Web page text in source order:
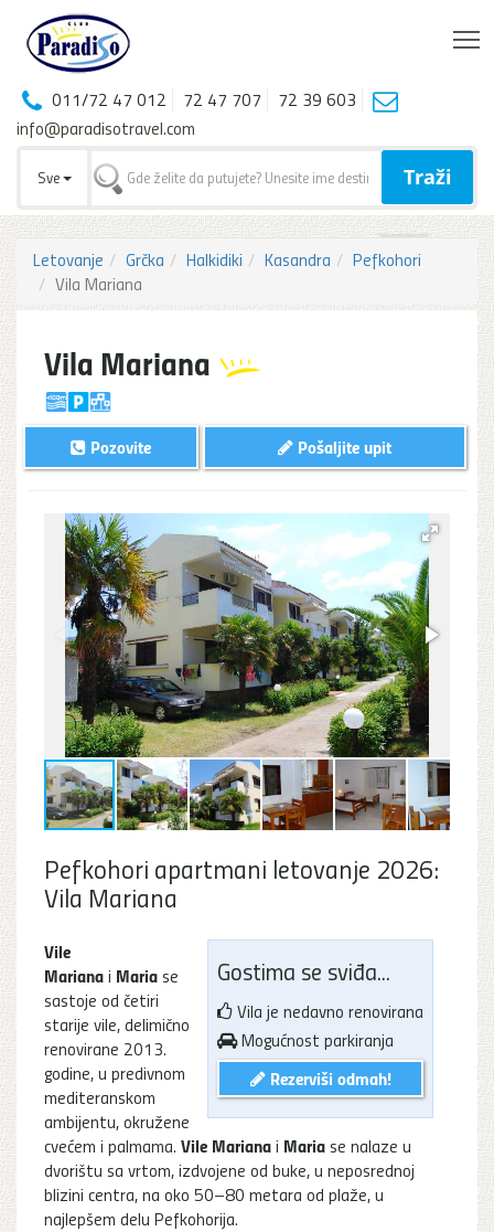
011/72 47 012 72 47 707
72 39 603
info@paradisotravel.com
Sve Traži
Letovanje Grčka Halkidiki Kasandra
Pefkohori
Vila Mariana
Vila Mariana
Pošaljite upit
Pozovite
Pefkohori apartmani letovanje 2026:
Vila Mariana
Gostima se sviđa...
Vila je nedavno renovirana
Mogućnost parkiranja
Rezerviši odmah!
Vile
Marianai Mariase
sastoje od četiri
starije vile, delimično
renovirane 2013.
godine, u predivnom
mediteranskom
ambijentu, okružene
cvećem i palmama. Vile Marianai Mariase nalaze u
dvorištu sa vrtom, izdvojene od buke, u neposrednoj
blizini centra, na oko 50–80 metara od plaže, u
najlepšem delu Pefkohorija.